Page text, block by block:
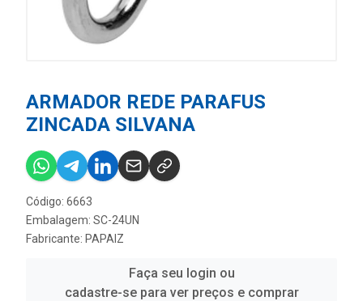
ARMADOR REDE PARAFUS
ZINCADA SILVANA
Código: 6663
Embalagem: SC-24UN
Fabricante: PAPAIZ
Faça seu login ou
cadastre-se para ver preços e comprar